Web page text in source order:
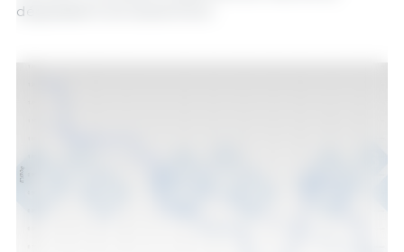
dégradaient simultanément.